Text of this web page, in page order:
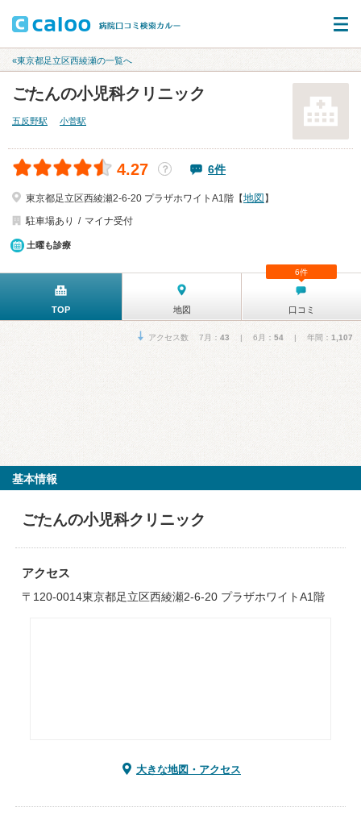
«東京都足立区西綾瀬の一覧へ
ごたんの小児科クリニック
五反野駅 小菅駅
4.27 ？ 6件
東京都足立区西綾瀬2-6-20 プラザホワイトA1階【地図 】
駐車場あり
マイナ受付
土曜も診療
TOP 地図 口コミ
6件
アクセス数 7月： 43 | 6月： 54 | 年間： 1,107
基本情報
ごたんの小児科クリニック
アクセス
〒120-0014東京都足立区西綾瀬2-6-20 プラザホワイトA1階
大きな地図・アクセス